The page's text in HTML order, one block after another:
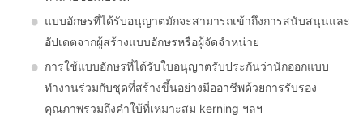
แบบอักษรที่ได้รับอนุญาตมักจะสามารถเข้าถึงการสนับสนุนและ
อัปเดตจากผู้สร้างแบบอักษรหรือผู้จัดจำหน่าย
การใช้แบบอักษรที่ได้รับใบอนุญาตรับประกันว่านักออกแบบ
ทำงานร่วมกับชุดที่สร้างขึ้นอย่างมืออาชีพด้วยการรับรอง
คุณภาพรวมถึงคำใบ้ที่เหมาะสม kerning ฯลฯ